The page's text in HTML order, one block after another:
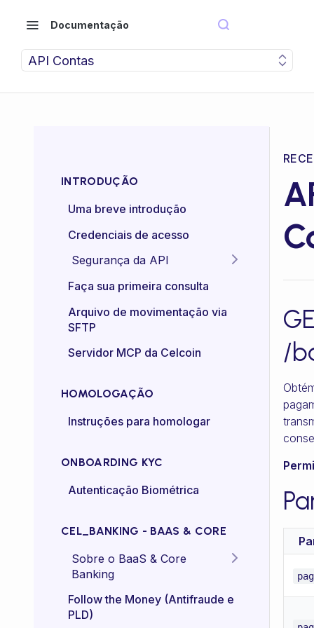
Documentação
API Contas
INTRODUÇÃO
Uma breve introdução
Credenciais de acesso
Segurança da API
Idempotência das APIs
Certificado mTLS
control)
Faça sua primeira consulta
Arquivo de movimentação via
SFTP
Servidor MCP da Celcoin
HOMOLOGAÇÃO
Instruções para homologar
ONBOARDING KYC
Autenticação Biométrica
CEL_BANKING - BAAS & CORE
Sobre o BaaS & Core
Banking
FAQs
Follow the Money (Antifraude e
PLD)
/